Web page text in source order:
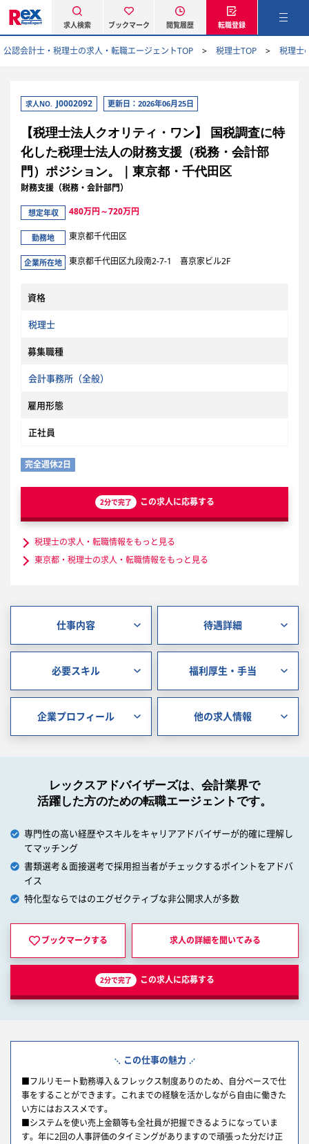
求人検索 ブックマーク 閲覧履歴 転職登録
公認会計士・税理士の求人・転職エージェントTOP 税理士TOP 税理士
求人NO. J0002092 更新日：2026年06月25日
【税理士法人クオリティ・ワン】 国税調査に特
化した税理士法人の財務支援（税務・会計部
門）ポジション。｜東京都・千代田区
財務支援（税務・会計部門）
想定年収 480万円～720万円
勤務地 東京都千代田区
企業所在地 東京都千代田区九段南2-7-1 喜京家ビル2F
資格
税理士
募集職種
会計事務所（全般）
雇用形態
正社員
完全週休2日
2分で完了 この求人に応募する
税理士の求人・転職情報をもっと見る
東京都・税理士の求人・転職情報をもっと見る
仕事内容 待遇詳細
必要スキル 福利厚生・手当
企業プロフィール 他の求人情報
レックスアドバイザーズは、会計業界で
活躍した方のための転職エージェントです。
専門性の高い経歴やスキルをキャリアアドバイザーが的確に理解し
てマッチング
書類選考＆面接選考で採用担当者がチェックするポイントをアドバ
イス
特化型ならではのエグゼクティブな非公開求人が多数
ブックマークする 求人の詳細を聞いてみる
2分で完了 この求人に応募する
この仕事の魅力
■フルリモート勤務導入＆フレックス制度ありのため、自分ペースで仕
事をすることができます。これまでの経験を活かしながら自由に働きた
い方にはおススメです。
■システムを使い売上金額等も全社員が把握できるようになっていま
す。年に2回の人事評価のタイミングがありますので頑張った分だけ正